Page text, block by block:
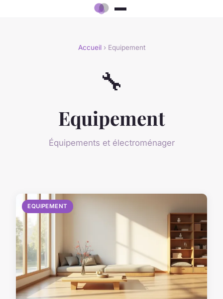
Accueil› Equipement
🔧
Equipement
Équipements et électroménager
EQUIPEMENT